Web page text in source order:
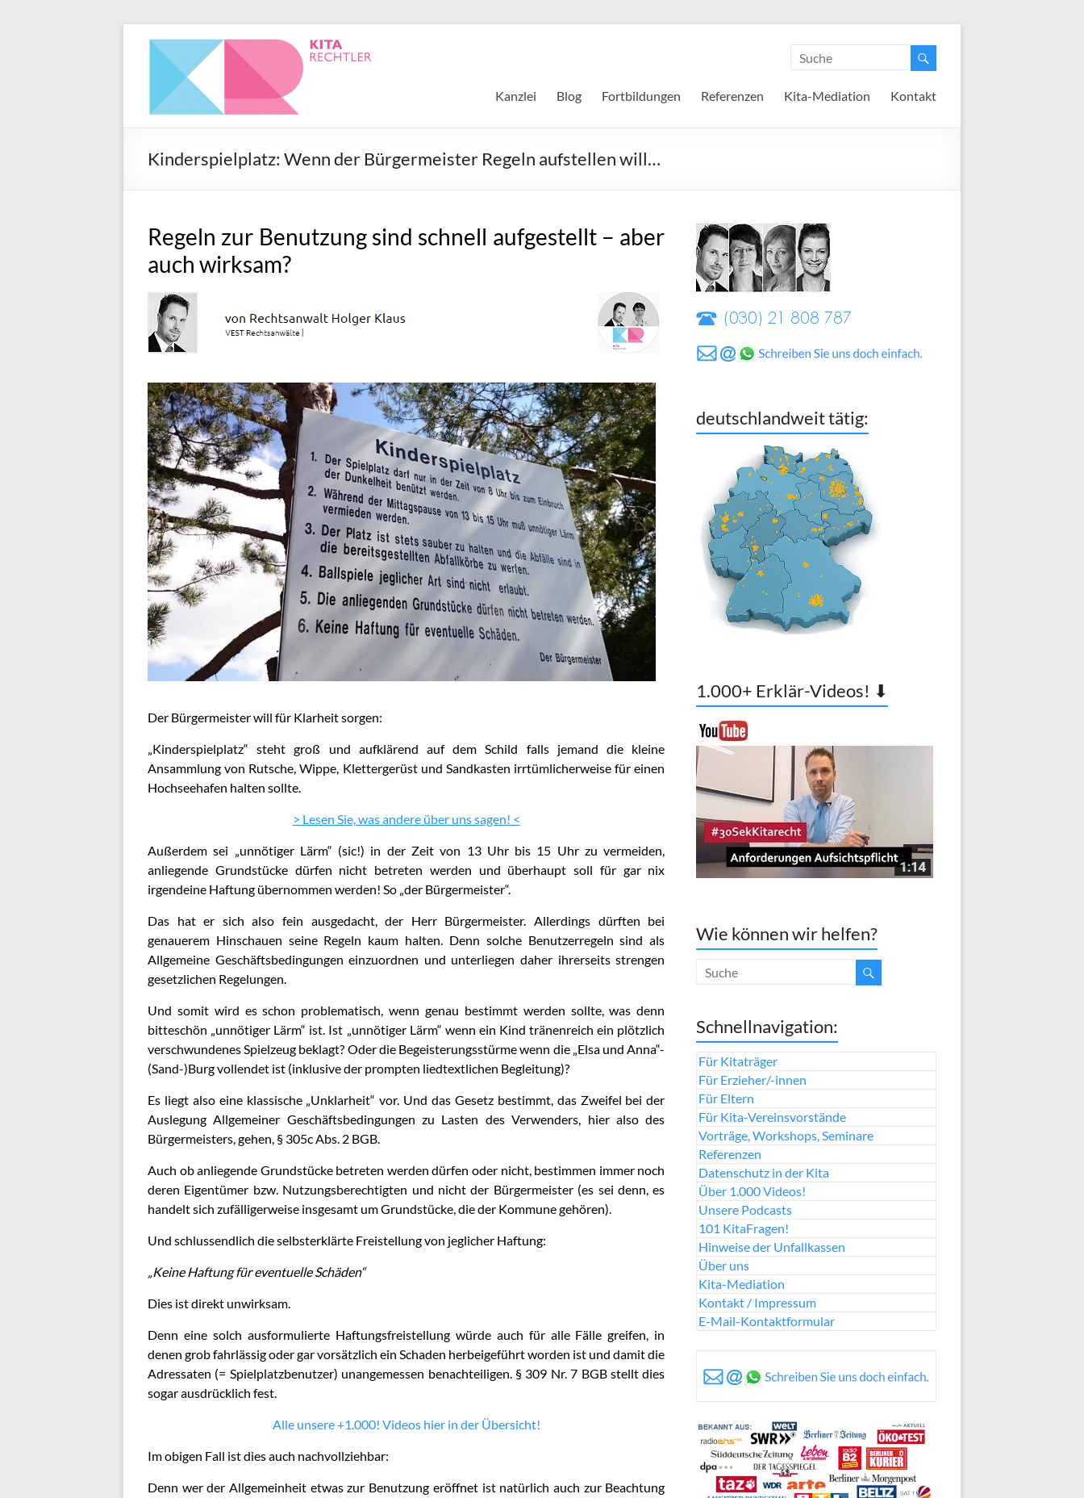
Kanzlei Blog Fortbildungen Referenzen Kita-Mediation Kontakt
Kinderspielplatz: Wenn der Bürgermeister Regeln aufstellen will…
Regeln zur Benutzung sind schnell aufgestellt – aber
auch wirksam?
Der Bürgermeister will für Klarheit sorgen:
„Kinderspielplatz“ steht groß und aufklärend auf dem Schild falls jemand die kleine
Ansammlung von Rutsche, Wippe, Klettergerüst und Sandkasten irrtümlicherweise für einen
Hochseehafen halten sollte.
> Lesen Sie, was andere über uns sagen! <
Außerdem sei „unnötiger Lärm“ (sic!) in der Zeit von 13 Uhr bis 15 Uhr zu vermeiden,
anliegende Grundstücke dürfen nicht betreten werden und überhaupt soll für gar nix
irgendeine Haftung übernommen werden! So „der Bürgermeister“.
Das hat er sich also fein ausgedacht, der Herr Bürgermeister. Allerdings dürften bei
genauerem Hinschauen seine Regeln kaum halten. Denn solche Benutzerregeln sind als
Allgemeine Geschäftsbedingungen einzuordnen und unterliegen daher ihrerseits strengen
gesetzlichen Regelungen.
Und somit wird es schon problematisch, wenn genau bestimmt werden sollte, was denn
bitteschön „unnötiger Lärm“ ist. Ist „unnötiger Lärm“ wenn ein Kind tränenreich ein plötzlich
verschwundenes Spielzeug beklagt? Oder die Begeisterungsstürme wenn die „Elsa und Anna“-
(Sand-)Burg vollendet ist (inklusive der prompten liedtextlichen Begleitung)?
Es liegt also eine klassische „Unklarheit“ vor. Und das Gesetz bestimmt, das Zweifel bei der
Auslegung Allgemeiner Geschäftsbedingungen zu Lasten des Verwenders, hier also des
Bürgermeisters, gehen, § 305c Abs. 2 BGB.
Auch ob anliegende Grundstücke betreten werden dürfen oder nicht, bestimmen immer noch
deren Eigentümer bzw. Nutzungsberechtigten und nicht der Bürgermeister (es sei denn, es
handelt sich zufälligerweise insgesamt um Grundstücke, die der Kommune gehören).
Und schlussendlich die selbsterklärte Freistellung von jeglicher Haftung:
„Keine Haftung für eventuelle Schäden“
Dies ist direkt unwirksam.
Denn eine solch ausformulierte Haftungsfreistellung würde auch für alle Fälle greifen, in
denen grob fahrlässig oder gar vorsätzlich ein Schaden herbeigeführt worden ist und damit die
Adressaten (= Spielplatzbenutzer) unangemessen benachteiligen. § 309 Nr. 7 BGB stellt dies
sogar ausdrücklich fest.
Alle unsere +1.000! Videos hier in der Übersicht!
Im obigen Fall ist dies auch nachvollziehbar:
Denn wer der Allgemeinheit etwas zur Benutzung eröffnet ist natürlich auch zur Beachtung
deutschlandweit tätig:
1.000+ Erklär-Videos! ⬇
Wie können wir helfen?
Schnellnavigation:
Für Kitaträger
Für Erzieher/-innen
Für Eltern
Für Kita-Vereinsvorstände
Vorträge, Workshops, Seminare
Referenzen
Datenschutz in der Kita
Über 1.000 Videos!
Unsere Podcasts
101 KitaFragen!
Hinweise der Unfallkassen
Über uns
Kita-Mediation
Kontakt / Impressum
E-Mail-Kontaktformular